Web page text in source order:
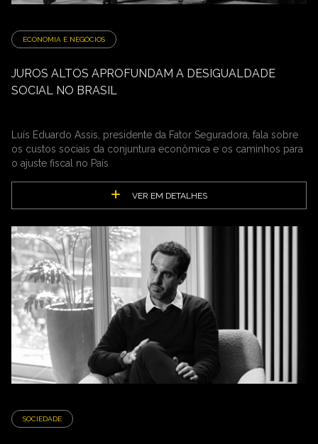
ECONOMIA E NEGÓCIOS
JUROS ALTOS APROFUNDAM A DESIGUALDADE
SOCIAL NO BRASIL
Luís Eduardo Assis, presidente da Fator Seguradora, fala sobre
os custos sociais da conjuntura econômica e os caminhos para
o ajuste fiscal no País
VER EM DETALHES
SOCIEDADE